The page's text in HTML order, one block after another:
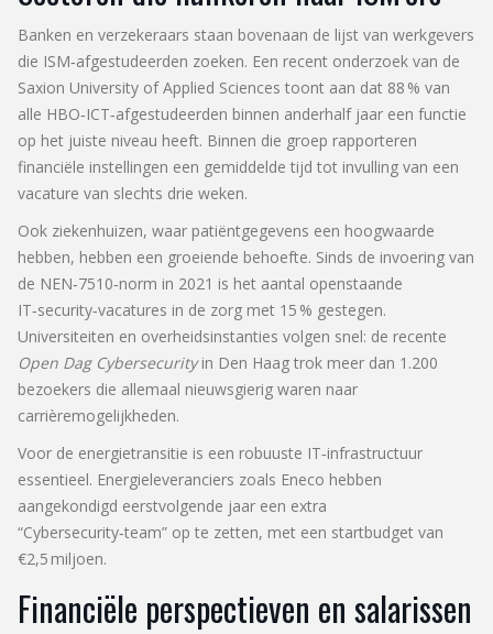
Banken en verzekeraars staan bovenaan de lijst van werkgevers
die ISM‑afgestudeerden zoeken. Een recent onderzoek van de
Saxion University of Applied Sciences toont aan dat 88 % van
alle HBO‑ICT‑afgestudeerden binnen anderhalf jaar een functie
op het juiste niveau heeft. Binnen die groep rapporteren
financiële instellingen een gemiddelde tijd tot invulling van een
vacature van slechts drie weken.
Ook ziekenhuizen, waar patiëntgegevens een hoogwaarde
hebben, hebben een groeiende behoefte. Sinds de invoering van
de NEN‑7510‑norm in 2021 is het aantal openstaande
IT‑security‑vacatures in de zorg met 15 % gestegen.
Universiteiten en overheidsinstanties volgen snel: de recente
Open Dag Cybersecurityin Den Haag trok meer dan 1.200
bezoekers die allemaal nieuwsgierig waren naar
carrièremogelijkheden.
Voor de energietransitie is een robuuste IT‑infrastructuur
essentieel. Energieleveranciers zoals Eneco hebben
aangekondigd eerstvolgende jaar een extra
“Cybersecurity‑team” op te zetten, met een startbudget van
€2,5 miljoen.
Financiële perspectieven en salarissen